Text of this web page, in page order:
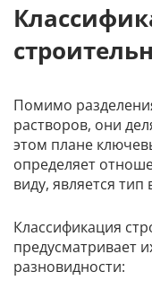
Помимо
растворов, они
этом плане
определяет
виду, является
Классификация
предусматривает
разновидности: